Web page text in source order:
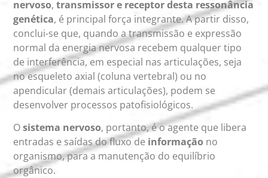
nervoso,transmissor e receptor desta ressonância
genética, é principal força integrante. A partir disso,
conclui-se que, quando a transmissão e expressão
normal da energia nervosa recebem qualquer tipo
de interferência, em especial nas articulações, seja
no esqueleto axial (coluna vertebral) ou no
apendicular (demais articulações), podem se
desenvolver processos patofisiológicos.
Osistema nervoso, portanto, é o agente que libera
entradas e saídas do fluxo de informação no
organismo, para a manutenção do equilíbrio
orgânico.